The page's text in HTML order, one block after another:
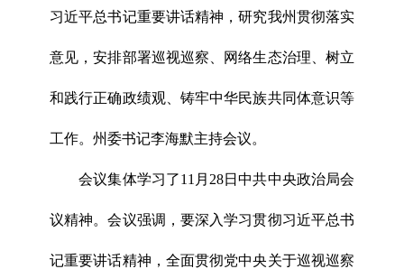
习近平总书记重要讲话精神，研究我州贯彻落实
意见，安排部署巡视巡察、网络生态治理、树立
和践行正确政绩观、铸牢中华民族共同体意识等
工作。州委书记李海默主持会议。
会议集体学习了11月28日中共中央政治局会
议精神。会议强调，要深入学习贯彻习近平总书
记重要讲话精神，全面贯彻党中央关于巡视巡察